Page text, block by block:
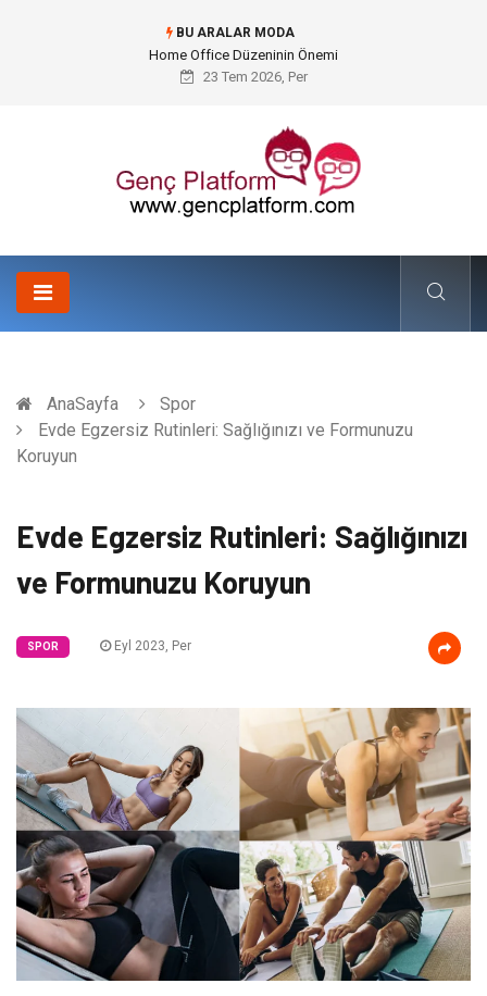
BU ARALAR MODA
Konteyner Nakliye Fiyatları ve Küresel Ticarette Bütçe Yönetimi
23 Tem 2026, Per
AnaSayfa
Spor
Evde Egzersiz Rutinleri: Sağlığınızı ve Formunuzu
Koruyun
Evde Egzersiz Rutinleri: Sağlığınızı
ve Formunuzu Koruyun
SPOR Eyl 2023, Per